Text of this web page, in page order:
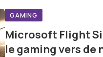
GAMING
Microsoft Flight
le gaming vers de